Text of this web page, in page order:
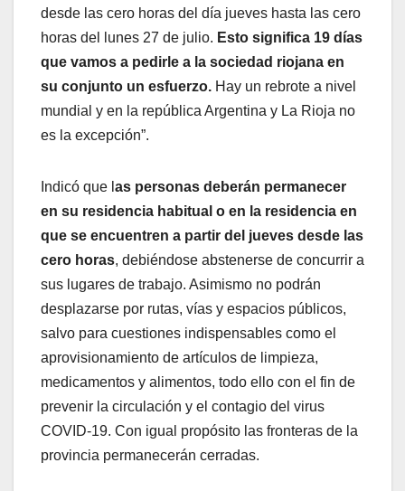
desde las cero horas del día jueves hasta las cero
horas del lunes 27 de julio. Esto significa 19 días
que vamos a pedirle a la sociedad riojana en
su conjunto un esfuerzo. Hay un rebrote a nivel
mundial y en la república Argentina y La Rioja no
es la excepción”.
Indicó que l as personas deberán permanecer
en su residencia habitual o en la residencia en
que se encuentren a partir del jueves desde las
cero horas, debiéndose abstenerse de concurrir a
sus lugares de trabajo. Asimismo no podrán
desplazarse por rutas, vías y espacios públicos,
salvo para cuestiones indispensables como el
aprovisionamiento de artículos de limpieza,
medicamentos y alimentos, todo ello con el fin de
prevenir la circulación y el contagio del virus
COVID-19. Con igual propósito las fronteras de la
provincia permanecerán cerradas.